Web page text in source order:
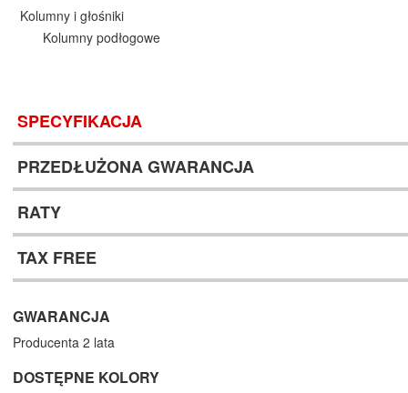
Kolumny i głośniki
Kolumny podłogowe
SPECYFIKACJA
PRZEDŁUŻONA GWARANCJA
RATY
TAX FREE
GWARANCJA
Producenta 2 lata
DOSTĘPNE KOLORY